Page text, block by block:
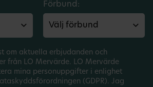
Förbund:
om aktuella erbjudanden och
från LO Mervärde. LO Mervärde
mina personuppgifter i enlighet
(GDPR). Jag